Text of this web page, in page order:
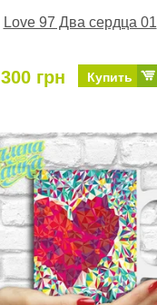
Love 97 Два сердца 01
300 грн Купить